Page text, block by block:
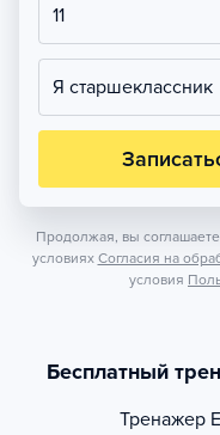
11
Я старшеклассник
Продолжая, вы
условиях Согласия на
условия
Бесплатный
Тренажер